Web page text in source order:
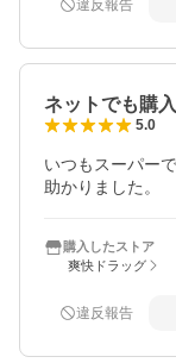
違反報告
ネットでも購
5.0
いつもスーパー
助かりました。
購入したストア
爽快ドラッグ
違反報告